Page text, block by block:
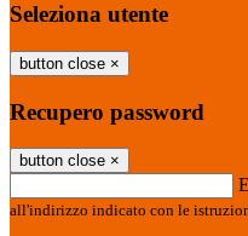
Seleziona utente
button close ×
Recupero password
button close ×
all'indirizzo indicato con le